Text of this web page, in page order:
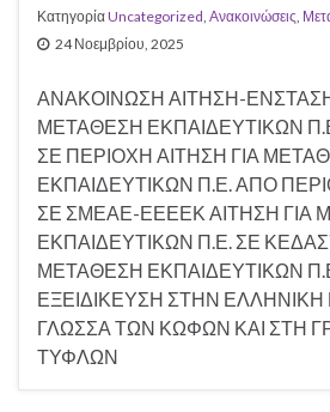
ΚατηγορίαUncategorized Ανακοινώσεις
24 Νοεμβρίου, 2025
ΑΝΑΚΟΙΝΩΣΗ ΑΙΤΗΣΗ-ΕΝΣΤΑΣΗ
ΜΕΤΑΘΕΣΗ ΕΚΠΑΙΔΕΥΤΙΚΩΝ
ΣΕ ΠΕΡΙΟΧΗ ΑΙΤΗΣΗ ΓΙΑ
ΕΚΠΑΙΔΕΥΤΙΚΩΝ Π.Ε. ΑΠΟ
ΣΕ ΣΜΕΑΕ-ΕΕΕΕΚ ΑΙΤΗΣΗ ΓΙΑ
ΕΚΠΑΙΔΕΥΤΙΚΩΝ Π.Ε. ΣΕ
ΜΕΤΑΘΕΣΗ ΕΚΠΑΙΔΕΥΤΙΚΩΝ
ΕΞΕΙΔΙΚΕΥΣΗ ΣΤΗΝ
ΓΛΩΣΣΑ ΤΩΝ ΚΩΦΩΝ ΚΑΙ ΣΤΗ
ΤΥΦΛΩΝ